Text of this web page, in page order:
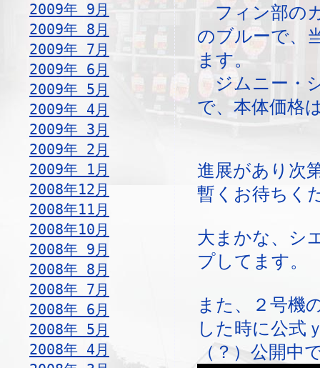
2009年 9月
2009年 8月
2009年 7月
2009年 6月
2009年 5月
2009年 4月
2009年 3月
2009年 2月
2009年 1月
2008年12月
2008年11月
2008年10月
2008年 9月
2008年 8月
2008年 7月
2008年 6月
2008年 5月
2008年 4月
フィン部の
のブルーで、
ます。
ジムニー・
で、本体価格
進展があり次
暫くお待ちく
大まかな、シ
プしてます。
また、２号機
した時に公式
（？）公開中